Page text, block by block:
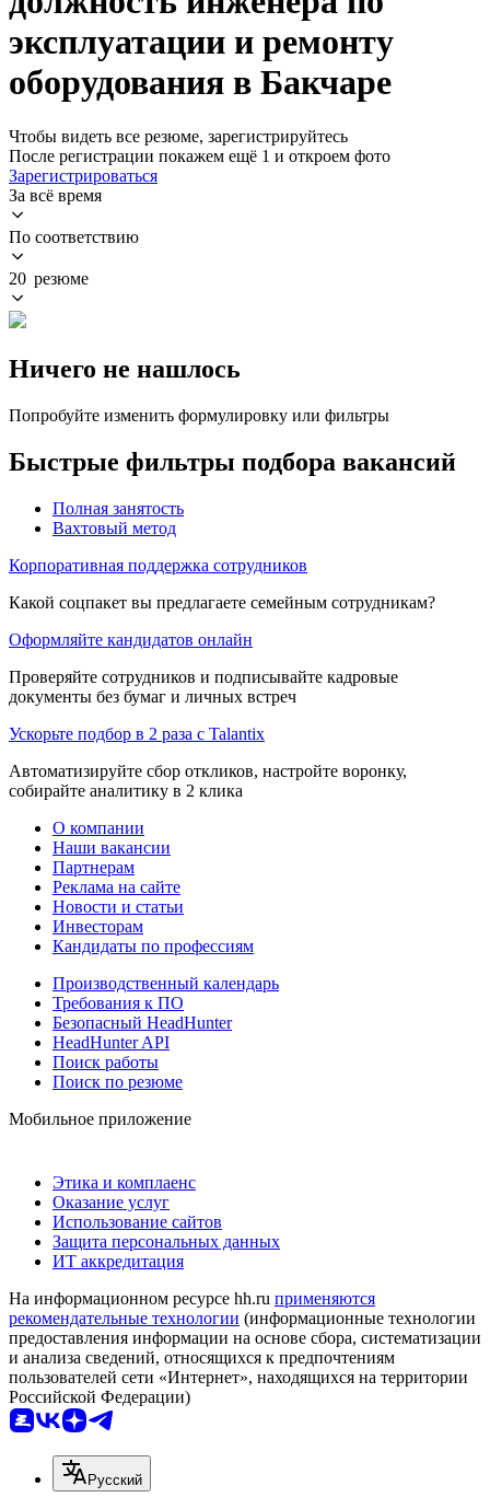
эксплуатации и ремонту
оборудования в Бакчаре
Чтобы видеть все резюме, зарегистрируйтесь
После регистрации покажем ещё 1 и откроем фото
Зарегистрироваться
За всё время
По соответствию
20 резюме
Ничего не нашлось
Попробуйте изменить формулировку или фильтры
Быстрые фильтры подбора вакансий
Полная занятость
Вахтовый метод
Корпоративная поддержка сотрудников
Какой соцпакет вы предлагаете семейным сотрудникам?
Оформляйте кандидатов онлайн
Проверяйте сотрудников и подписывайте кадровые
документы без бумаг и личных встреч
Ускорьте подбор в 2 раза с Talantix
Автоматизируйте сбор откликов, настройте воронку,
собирайте аналитику в 2 клика
О компании
Наши вакансии
Партнерам
Реклама на сайте
Новости и статьи
Инвесторам
Кандидаты по профессиям
Производственный календарь
Требования к ПО
Безопасный HeadHunter
HeadHunter API
Поиск работы
Поиск по резюме
Мобильное приложение
Этика и комплаенс
Оказание услуг
Использование сайтов
Защита персональных данных
ИТ аккредитация
На информационном ресурсе hh.ru применяются
рекомендательные технологии (информационные технологии
предоставления информации на основе сбора, систематизации
и анализа сведений, относящихся к предпочтениям
пользователей сети «Интернет», находящихся на территории
Российской Федерации)
Русский